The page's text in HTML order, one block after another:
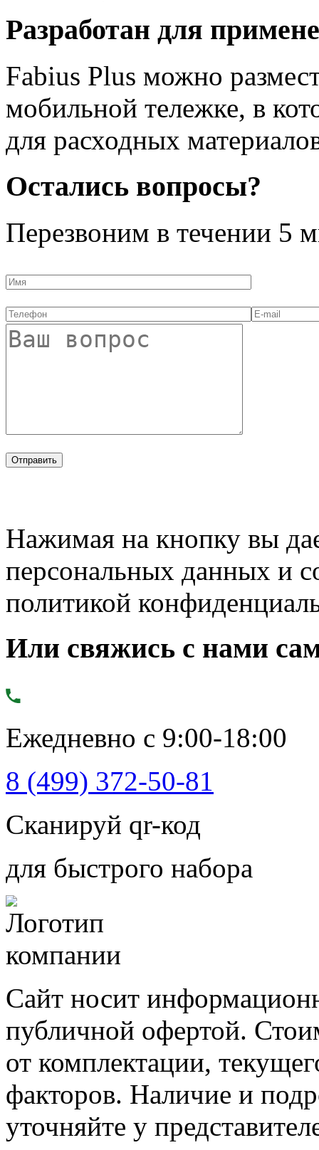
Разработан для
Fabius Plus можно
мобильной тележке, в
для расходных
Остались вопросы?
Перезвоним в течении 5
Нажимая на кнопку вы
персональных данных и
политикой
Или свяжись с нами
Ежедневно с 9:00-18:00
8 (499) 372-50-81
Сканируй qr-код
для быстрого набора
Сайт носит
публичной офертой.
от комплектации,
факторов. Наличие и
уточняйте у